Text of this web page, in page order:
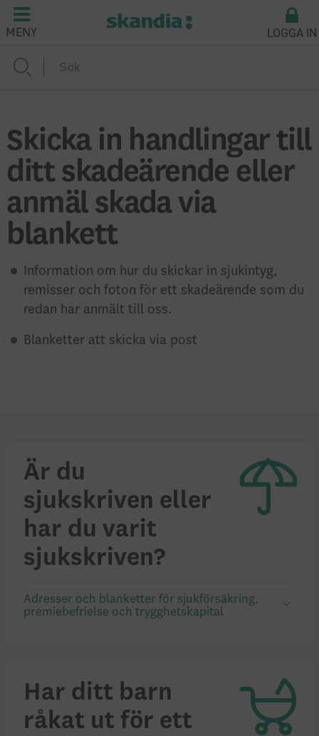
MENY LOGGA IN
Skicka in handlingar till
ditt skadeärende eller
anmäl skada via
blankett
Information om hur du skickar in sjukintyg,
remisser och foton för ett skadeärende som du
redan har anmält till oss.
Blanketter att skicka via post
Är du
sjukskriven eller
har du varit
sjukskriven?
Adresser och blanketter för sjukförsäkring,
premiebefrielse och trygghetskapital
Har ditt barn
råkat ut för ett